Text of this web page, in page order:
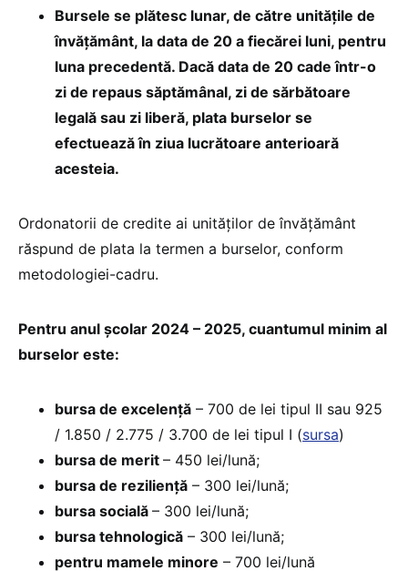
Bursele se plătesc lunar, de către unitățile de
învățământ, la data de 20 a fiecărei luni, pentru
luna precedentă. Dacă data de 20 cade într-o
zi de repaus săptămânal, zi de sărbătoare
legală sau zi liberă, plata burselor se
efectuează în ziua lucrătoare anterioară
acesteia.
Ordonatorii de credite ai unităților de învățământ
răspund de plata la termen a burselor, conform
metodologiei-cadru.
Pentru anul școlar 2024 – 2025, cuantumul minim al
burselor este:
bursa de excelență – 700 de lei tipul II sau 925
/ 1.850 / 2.775 / 3.700 de lei tipul I (sursa)
bursa de merit – 450 lei/lună;
bursa de reziliență – 300 lei/lună;
bursa socială – 300 lei/lună;
bursa tehnologică – 300 lei/lună;
pentru mamele minore – 700 lei/lună